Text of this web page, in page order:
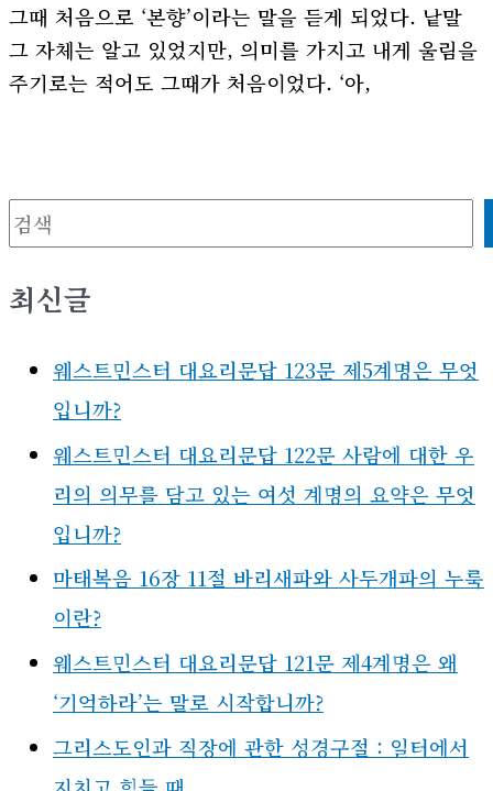
그때 처음으로 ‘본향’이라는 말을 듣게 되었다. 낱말
그 자체는 알고 있었지만, 의미를 가지고 내게 울림을
주기로는 적어도 그때가 처음이었다. ‘아,
검색
최신글
웨스트민스터 대요리문답 123문 제5계명은 무엇
입니까?
웨스트민스터 대요리문답 122문 사람에 대한 우
리의 의무를 담고 있는 여섯 계명의 요약은 무엇
입니까?
마태복음 16장 11절 바리새파와 사두개파의 누룩
이란?
웨스트민스터 대요리문답 121문 제4계명은 왜
‘기억하라’는 말로 시작합니까?
그리스도인과 직장에 관한 성경구절 : 일터에서